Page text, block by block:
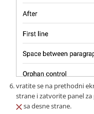
vratite se na prethodni
strane i zatvorite panel
sa desne strane.